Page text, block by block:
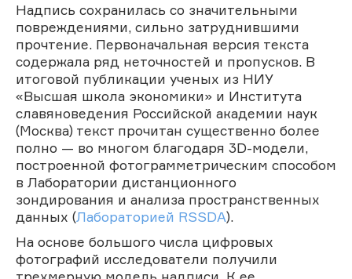
Надпись сохранилась со значительными
повреждениями, сильно затруднившими
прочтение. Первоначальная версия текста
содержала ряд неточностей и пропусков. В
итоговой публикации ученых из НИУ
«Высшая школа экономики» и Института
славяноведения Российской академии наук
(Москва) текст прочитан существенно более
полно — во многом благодаря 3D-модели,
построенной фотограмметрическим способом
в Лаборатории дистанционного
зондирования и анализа пространственных
данных (Лабораторией RSSDA).
На основе большого числа цифровых
фотографий исследователи получили